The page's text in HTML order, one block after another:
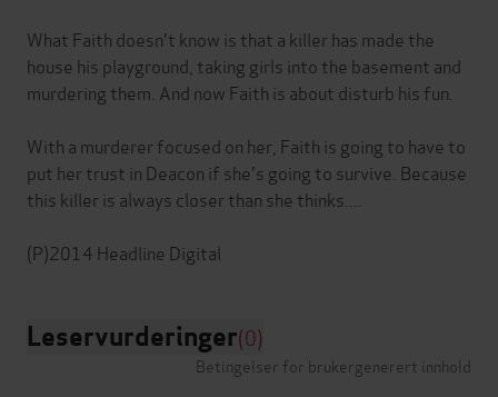
What Faith doesn't know is that a killer has made the
house his playground, taking girls into the basement and
murdering them. And now Faith is about disturb his fun.
With a murderer focused on her, Faith is going to have to
put her trust in Deacon if she's going to survive. Because
this killer is always closer than she thinks....
Leservurderinger(0)
Betingelser for brukergenerert innhold